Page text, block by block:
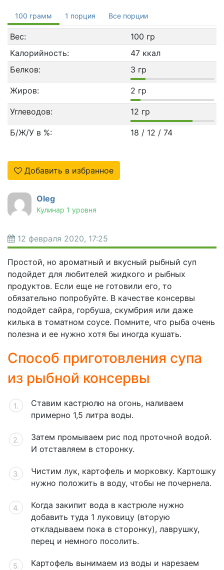
100 грамм 1 порция Все порции
Вес:
100 гр
Калорийность:
47 ккал
Белков:
3 гр
Жиров: 2 гр
Углеводов: 12 гр
Б/Ж/У в %: 18 / 12 / 74
Добавить в избранное
Oleg
Кулинар 1 уровня
12 февраля 2020, 17:25
Простой, но ароматный и вкусный рыбный суп
подойдет для любителей жидкого и рыбных
продуктов. Если еще не готовили его, то
обязательно попробуйте. В качестве консервы
подойдет сайра, горбуша, скумбрия или даже
килька в томатном соусе. Помните, что рыба очень
полезна и ее нужно хотя бы иногда кушать.
Способ приготовления супа
из рыбной консервы
Ставим кастрюлю на огонь, наливаем
примерно 1,5 литра воды.
Затем промываем рис под проточной водой.
И отставляем в сторонку.
Чистим лук, картофель и морковку. Картошку
нужно положить в воду, чтобы не почернела.
Когда закипит вода в кастрюле нужно
добавить туда 1 луковицу (вторую
откладываем пока в сторонку), лаврушку,
перец и немного посолить.
Картофель вынимаем из воды и нарезаем